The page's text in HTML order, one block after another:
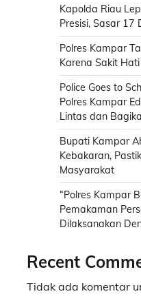
Kapolda Riau
Presisi, Sasar
Polres Kampar
Karena Sakit Hati
Police Goes to
Polres Kampar
Lintas dan
Bupati Kampar
Kebakaran,
Masyarakat
“Polres Kampar
Pemakaman
Dilaksanakan
Recent
Tidak ada komentar